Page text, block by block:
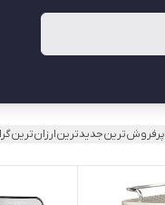
پرفروش‌ترینجدیدترینارزان‌ترین